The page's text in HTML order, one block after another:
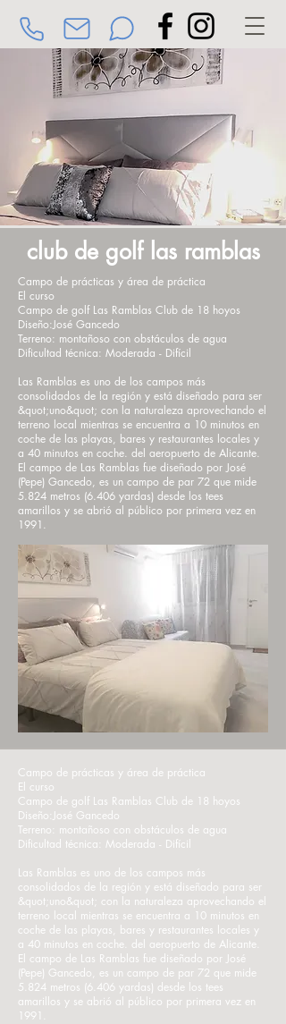
Dormitorio 3
Sala de jardín con baño
club de golf las ramblas
Campo de prácticas y área de práctica
El curso
Campo de golf Las Ramblas Club de 18 hoyos
Diseño:José Gancedo
Terreno: montañoso con obstáculos de agua
Dificultad técnica: Moderada - Difícil
Las Ramblas es uno de los campos más
consolidados de la región y está diseñado para ser
&quot;uno&quot; con la naturaleza aprovechando el
terreno local mientras se encuentra a 10 minutos en
coche de las playas, bares y restaurantes locales y
a 40 minutos en coche. del aeropuerto de Alicante.
El campo de Las Ramblas fue diseñado por José
(Pepe) Gancedo, es un campo de par 72 que mide
5.824 metros (6.406 yardas) desde los tees
amarillos y se abrió al público por primera vez en
1991.
Campo de prácticas y área de práctica
El curso
Campo de golf Las Ramblas Club de 18 hoyos
Diseño: José Gancedo
Terreno: montañoso con obstáculos de agua
Dificultad técnica: Moderada - Difícil
Las Ramblas es uno de los campos más
consolidados de la región y está diseñado para ser
&quot;uno&quot; con la naturaleza aprovechando el
terreno local mientras se encuentra a 10 minutos en
coche de las playas, bares y restaurantes locales y
a 40 minutos en coche. del aeropuerto de Alicante.
El campo de Las Ramblas fue diseñado por José
(Pepe) Gancedo, es un campo de par 72 que mide
5.824 metros (6.406 yardas) desde los tees
amarillos y se abrió al público por primera vez en
1991.